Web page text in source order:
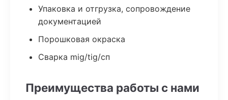
Упаковка и отгрузка, сопровождение
документацией
Порошковая окраска
Сварка mig/tig/сп
Преимущества работы с нами